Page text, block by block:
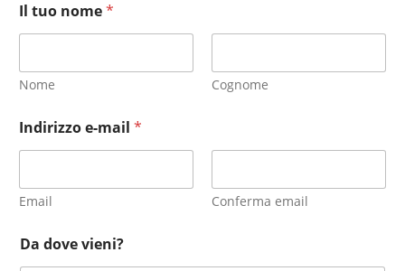
Il tuo nome*
Nome Cognome
Indirizzo e-mail *
Email Conferma email
Da dove vieni?